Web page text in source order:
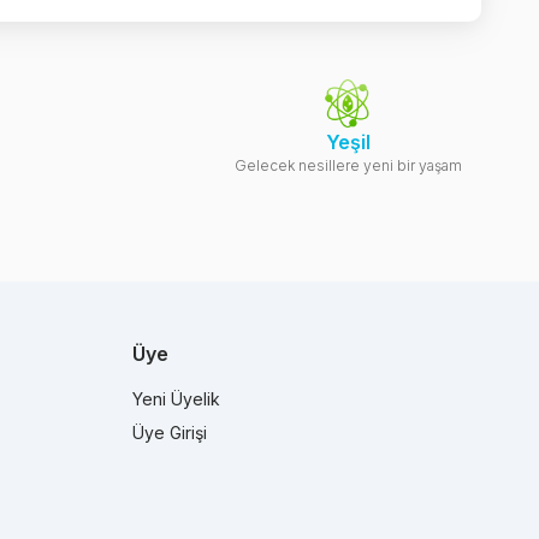
Yeşil
Gelecek nesillere yeni bir yaşam
Üye
Yeni Üyelik
Üye Girişi